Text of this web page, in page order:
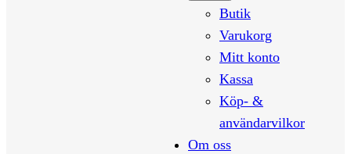
Butik
Varukorg
Mitt konto
Kassa
Köp- &
användarvilkor
Om oss